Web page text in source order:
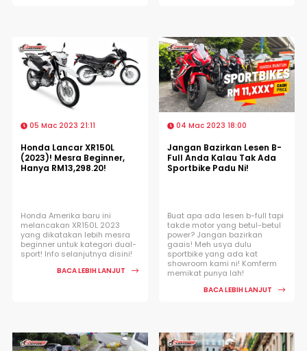
05 Mac 2023 21:11
Honda Lancar XR150L
(2023)! Mesra Beginner,
Hanya RM13,298.20!
Honda Amerika baru ini
melancakan XR150L 2023
yang dikatakan lebih mesra
beginner untuk kategori dual-
sport! Info selanjutnya disini!
BACA LEBIH LANJUT
04 Mac 2023 18:00
Jangan Bazirkan Lesen B-
Full Anda Kalau Tak Ada
Sportbike Padu Ni!
Buat apa ada lesen b-full tapi
takde motor yang betul-betul
power? Jangan bazirkan
gaais! Meh usya dulu
sportbike yang ada kat
showroom kami ni! Komferm
memikat punya lah!
BACA LEBIH LANJUT